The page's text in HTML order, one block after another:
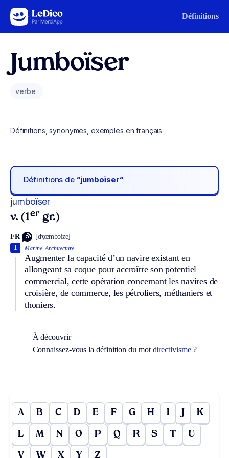
Aller au contenu Définitions
Jumboïser
verbe
Définitions, synonymes, exemples en français
Définitions de “jumboïser“
jumboïser
v. (1er gr.)
FR [dʒœmboize]
Marine. Architecture.
Augmenter la capacité d’un navire existant en
allongeant sa coque pour accroître son potentiel
commercial, cette opération concernant les navires de
croisière, de commerce, les pétroliers, méthaniers et
thoniers.
1
À découvrir
Connaissez-vous la définition du mot directivisme?
A B C D E F G H I J K
L M N O P Q R S T U
V W X Y Z